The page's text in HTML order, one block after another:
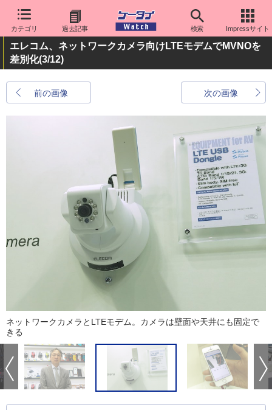
カテゴリ 過去記事 検索 Impressサイト
エレコム、ネットワークカメラ向けLTEモデムでMVNOを
差別化(3/12)
前の画像 次の画像
ネットワークカメラとLTEモデム。カメラは壁面や天井にも固定で
きる